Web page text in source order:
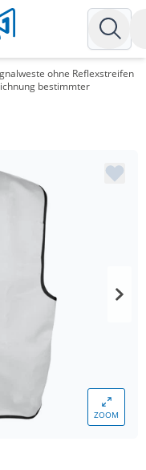
ohne Reflexstreifen
bestimmter
ZOOM